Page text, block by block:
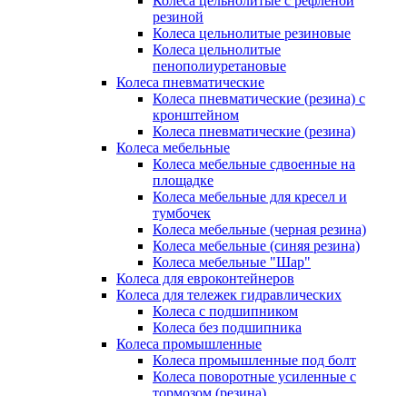
резиной
Колеса цельнолитые резиновые
Колеса цельнолитые
пенополиуретановые
Колеса пневматические
Колеса пневматические (резина) с
кронштейном
Колеса пневматические (резина)
Колеса мебельные
Колеса мебельные сдвоенные на
площадке
Колеса мебельные для кресел и
тумбочек
Колеса мебельные (черная резина)
Колеса мебельные (синяя резина)
Колеса мебельные "Шар"
Колеса для евроконтейнеров
Колеса для тележек гидравлических
Колеса с подшипником
Колеса без подшипника
Колеса промышленные
Колеса промышленные под болт
Колеса поворотные усиленные с
тормозом (резина)